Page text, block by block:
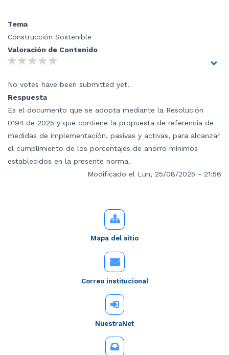
Tema
Construcción Sostenible
Valoración de Contenido
No votes have been submitted yet.
Respuesta
Es el documento que se adopta mediante la Resolución
0194 de 2025 y que contiene la propuesta de referencia de
medidas de implementación, pasivas y activas, para alcanzar
el cumplimiento de los porcentajes de ahorro mínimos
establecidos en la presente norma.
Modificado el Lun, 25/08/2025 - 21:56
Mapa del sitio
Correo institucional
NuestraNet